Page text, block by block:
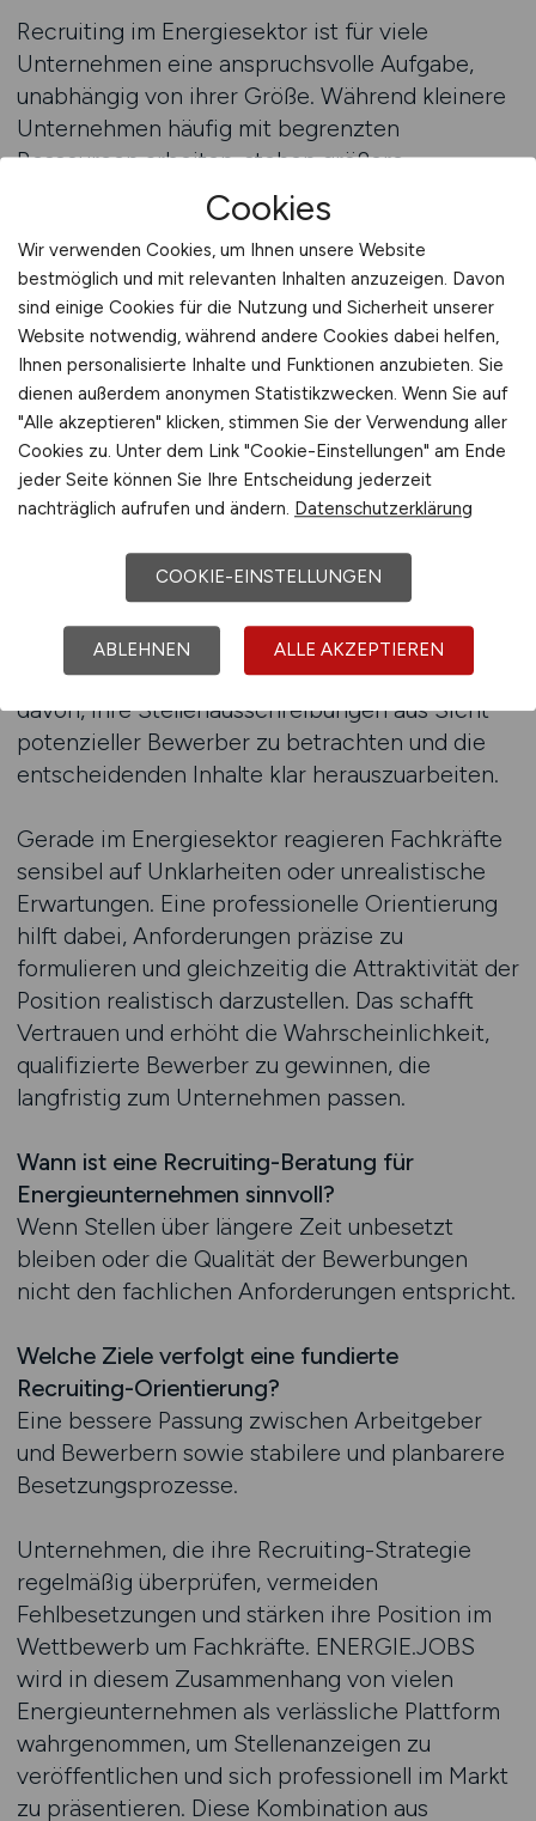
Recruiting im Energiesektor ist für viele
Unternehmen eine anspruchsvolle Aufgabe,
unabhängig von ihrer Größe. Während kleinere
Unternehmen häufig mit begrenzten
Ressourcen arbeiten, stehen größere
Organisationen vor der Herausforderung,
komplexe Strukturen und zahlreiche Positionen
gleichzeitig zu besetzen. In beiden Fällen kann
es vorkommen, dass Stellenanzeigen nicht die
gewünschte Resonanz erzielen oder
Bewerbungen fachlich nicht passen. Eine
fundierte Orientierung ist in solchen Situationen
besonders wertvoll.
Die Beratung rund um ENERGIE.JOBS richtet
sich an Energieunternehmen, die ihre
Recruiting-Aktivitäten reflektieren und gezielt
weiterentwickeln möchten. Dabei geht es nicht
um kurzfristige Maßnahmen, sondern um eine
realistische Einschätzung der eigenen Position
im Arbeitsmarkt. Unternehmen profitieren
davon, ihre Stellenausschreibungen aus Sicht
potenzieller Bewerber zu betrachten und die
entscheidenden Inhalte klar herauszuarbeiten.
Gerade im Energiesektor reagieren Fachkräfte
sensibel auf Unklarheiten oder unrealistische
Erwartungen. Eine professionelle Orientierung
hilft dabei, Anforderungen präzise zu
formulieren und gleichzeitig die Attraktivität der
Position realistisch darzustellen. Das schafft
Vertrauen und erhöht die Wahrscheinlichkeit,
qualifizierte Bewerber zu gewinnen, die
langfristig zum Unternehmen passen.
Wann ist eine Recruiting-Beratung für
Energieunternehmen sinnvoll?
Wenn Stellen über längere Zeit unbesetzt
bleiben oder die Qualität der Bewerbungen
nicht den fachlichen Anforderungen entspricht.
Welche Ziele verfolgt eine fundierte
Recruiting-Orientierung?
Eine bessere Passung zwischen Arbeitgeber
und Bewerbern sowie stabilere und planbarere
Besetzungsprozesse.
Unternehmen, die ihre Recruiting-Strategie
regelmäßig überprüfen, vermeiden
Fehlbesetzungen und stärken ihre Position im
Wettbewerb um Fachkräfte. ENERGIE.JOBS
wird in diesem Zusammenhang von vielen
Energieunternehmen als verlässliche Plattform
wahrgenommen, um Stellenanzeigen zu
veröffentlichen und sich professionell im Markt
zu präsentieren. Diese Kombination aus
Cookies
Wir verwenden Cookies, um Ihnen unsere Website
bestmöglich und mit relevanten Inhalten anzuzeigen. Davon
sind einige Cookies für die Nutzung und Sicherheit unserer
Website notwendig, während andere Cookies dabei helfen,
Ihnen personalisierte Inhalte und Funktionen anzubieten. Sie
dienen außerdem anonymen Statistikzwecken. Wenn Sie auf
"Alle akzeptieren" klicken, stimmen Sie der Verwendung aller
Cookies zu. Unter dem Link "Cookie-Einstellungen" am Ende
jeder Seite können Sie Ihre Entscheidung jederzeit
nachträglich aufrufen und ändern. Datenschutzerklärung
COOKIE-EINSTELLUNGEN
ABLEHNEN ALLE AKZEPTIEREN